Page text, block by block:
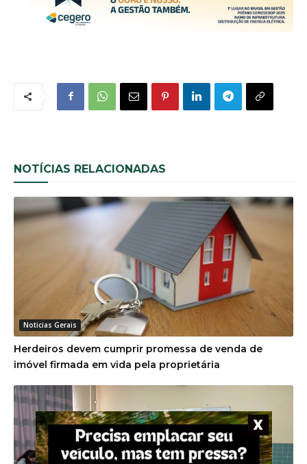
NOTÍCIAS RELACIONADAS
Noticias Gerais
Herdeiros devem cumprir promessa de venda de
imóvel firmada em vida pela proprietária